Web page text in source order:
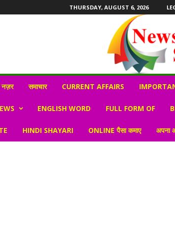
THURSDAY, AUGUST 6, 2026
समाचार CURRENT AFFAIRS
ENGLISH WORD FULL FORM OF
HINDI SHAYARI ONLINE पैसा कमाए अपना